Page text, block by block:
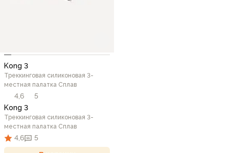
Kong 3
Треккинговая силиконовая 3-
местная палатка Сплав
4,6
5
Kong 3
Треккинговая силиконовая 3-
местная палатка Сплав
4,6 5